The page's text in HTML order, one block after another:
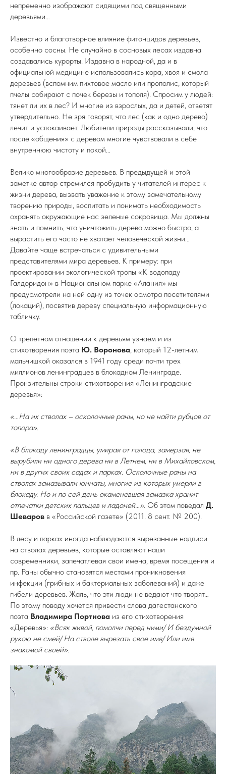
непременно изображают сидящими под священными
деревьями…
Известно и благотворное влияние фитонцидов деревьев,
особенно сосны. Не случайно в сосновых лесах издавна
создавались курорты. Издавна в народной, да и в
официальной медицине использовались кора, хвоя и смола
деревьев (вспомним пихтовое масло или прополис, который
пчелы собирают с почек березы и тополя). Спросим у людей:
тянет ли их в лес? И многие из взрослых, да и детей, ответят
утвердительно. Не зря говорят, что лес (как и одно дерево)
лечит и успокаивает. Любители природы рассказывали, что
после «общения» с деревом многие чувствовали в себе
внутреннюю чистоту и покой…
Велико многообразие деревьев. В предыдущей и этой
заметке автор стремился пробудить у читателей интерес к
жизни дерева, вызвать уважение к этому замечательному
творению природы, воспитать и понимать необходимость
охранять окружающие нас зеленые сокровища. Мы должны
знать и помнить, что уничтожить дерево можно быстро, а
вырастить его часто не хватает человеческой жизни…
Давайте чаще встречаться с удивительными
представителями мира деревьев. К примеру: при
проектировании экологической тропы «К водопаду
Галдоридон» в Национальном парке «Алания» мы
предусмотрели на ней одну из точек осмотра посетителями
(локаций), посвятив дереву специальную информационную
табличку.
О трепетном отношении к деревьям узнаем и из
стихотворения поэта Ю. Воронова, который 12-летним
мальчишкой оказался в 1941 году среди почти трех
миллионов ленинградцев в блокадном Ленинграде.
Пронзительны строки стихотворения «Ленинградские
деревья»:
«…На их стволах – осколочные раны, но не найти рубцов от
топора».
«В блокаду ленинградцы, умирая от голода, замерзая, не
вырубили ни одного дерева ни в Летнем, ни в Михайловском,
ни в других своих садах и парках. Осколочные раны на
стволах замазывали юннаты, многие из которых умерли в
блокаду. Но и по сей день окаменевшая замазка хранит
отпечатки детских пальцев и ладоней…». Об этом поведал Д.
Шеваров в «Российской газете» (2011. 8 сент. № 200).
В лесу и парках иногда наблюдаются вырезанные надписи
на стволах деревьев, которые оставляют наши
современники, запечатлевая свои имена, время посещения и
пр. Раны обычно становятся местами проникновения
инфекции (грибных и бактериальных заболеваний) и даже
гибели деревьев. Жаль, что эти люди не ведают что творят…
По этому поводу хочется привести слова дагестанского
поэта Владимира Портнова из его стихотворения
«Деревья»: «Всяк живой, помолчи перед ними/ И бездумной
рукою не смей/ На стволе вырезать свое имя/ Или имя
знакомой своей».